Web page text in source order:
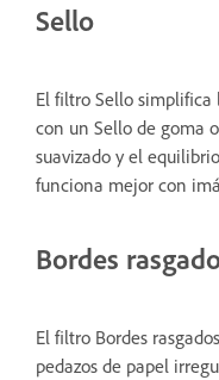
Sello
El filtro Sello simplifica
con un Sello de goma
suavizado y el
funciona mejor con
Bordes
El filtro Bordes
pedazos de papel